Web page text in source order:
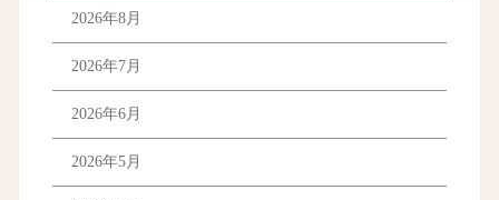
2026年8月
2026年7月
2026年6月
2026年5月